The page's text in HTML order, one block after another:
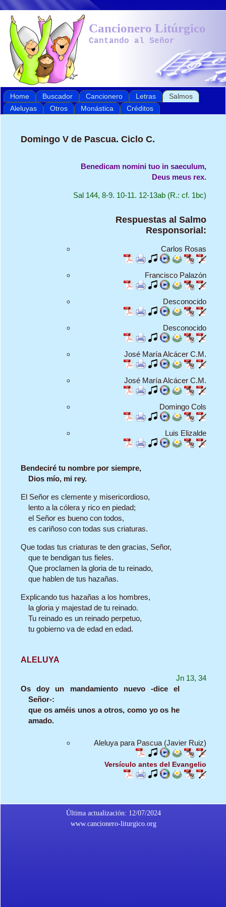
Cancionero Litúrgico
Cantando al Señor
Home Buscador Cancionero Letras
Salmos
Aleluyas
Otros Monástica Créditos
Domingo V de Pascua. Ciclo C.
Benedicam nomini tuo in saeculum,
Deus meus rex.
Sal 144, 8-9. 10-11. 12-13ab (R.: cf. 1bc)
Respuestas al Salmo
Responsorial:
Carlos Rosas
Francisco Palazón
Desconocido
Desconocido
José María Alcácer C.M.
José María Alcácer C.M.
Domingo Cols
Luis Elizalde
Bendeciré tu nombre por siempre,
Dios mío, mi rey.
El Señor es clemente y misericordioso,
lento a la cólera y rico en piedad;
el Señor es bueno con todos,
es cariñoso con todas sus criaturas.
Que todas tus criaturas te den gracias, Señor,
que te bendigan tus fieles.
Que proclamen la gloria de tu reinado,
que hablen de tus hazañas.
Explicando tus hazañas a los hombres,
la gloria y majestad de tu reinado.
Tu reinado es un reinado perpetuo,
tu gobierno va de edad en edad.
ALELUYA
Jn 13, 34
Os doy un mandamiento nuevo -dice el
Señor-:
que os améis unos a otros, como yo os he
amado.
Aleluya para Pascua (Javier Ruiz)
Versículo antes del Evangelio
Última actualización: 12/07/2024